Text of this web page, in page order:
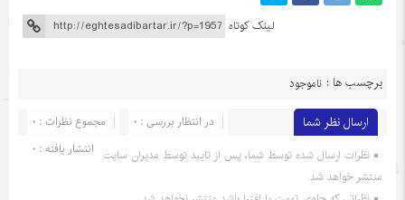
لینک کوتاه
برچسب ها : ناموجود
ارسال نظر شما مجموع نظرات : 0
در انتظار بررسی : 0
انتشار یافته : 0 نظرات ارسال شده توسط شما، پس از تایید توسط مدیران سایت
منتشر خواهد شد.